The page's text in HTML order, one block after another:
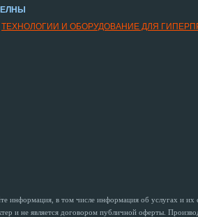
ТЕХНОЛОГИИ И ОБОРУДОВАНИЕ ДЛЯ
информация, в том числе информация об услугах и
и не является договором публичной оферты.